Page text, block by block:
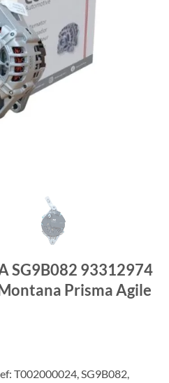
SG9B082 93312974
Prisma Agile
T002000024, SG9B082,